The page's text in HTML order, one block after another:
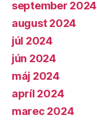
september 2024
august 2024
júl 2024
jún 2024
máj 2024
apríl 2024
marec 2024